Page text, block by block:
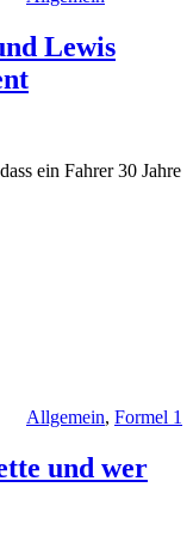
Lewis
ein Fahrer 30 Jahre
Allgemein, Formel 1
und wer